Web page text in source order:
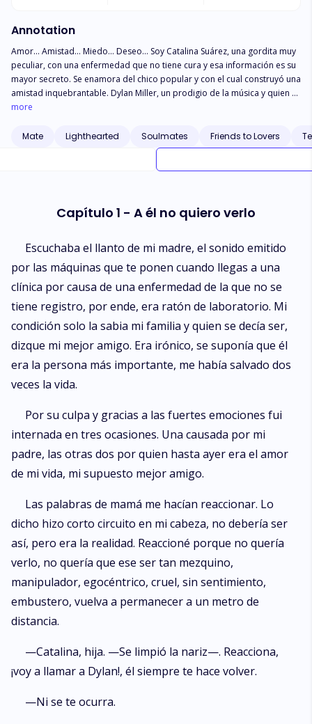
Annotation
Amor… Amistad… Miedo… Deseo… Soy Catalina Suárez, una gordita muy
peculiar, con una enfermedad que no tiene cura y esa información es su
mayor secreto. Se enamora del chico popular y con el cual construyó una
amistad inquebrantable. Dylan Miller, un prodigio de la música y quien se
enamora de su amiga, pero no lo reconoce hasta que estuvo a punto de
familia de su mejor amiga, su salvación. Dos corazones que nacieron
para ser uno. Una amistad que nos enseña el verdadero significado de
more
Mate Lighthearted Soulmates Friends to Lovers
Capítulo 1 - A él no quiero verlo
Escuchaba el llanto de mi madre, el sonido emitido
por las máquinas que te ponen cuando llegas a una
clínica por causa de una enfermedad de la que no se
tiene registro, por ende, era ratón de laboratorio. Mi
condición solo la sabia mi familia y quien se decía ser,
dizque mi mejor amigo. Era irónico, se suponía que él
era la persona más importante, me había salvado dos
veces la vida.
Por su culpa y gracias a las fuertes emociones fui
internada en tres ocasiones. Una causada por mi
padre, las otras dos por quien hasta ayer era el amor
de mi vida, mi supuesto mejor amigo.
Las palabras de mamá me hacían reaccionar. Lo
dicho hizo corto circuito en mi cabeza, no debería ser
así, pero era la realidad. Reaccioné porque no quería
verlo, no quería que ese ser tan mezquino,
manipulador, egocéntrico, cruel, sin sentimiento,
embustero, vuelva a permanecer a un metro de
distancia.
—Catalina, hija. —Se limpió la nariz—. Reacciona,
¡voy a llamar a Dylan!, él siempre te hace volver.
—Ni se te ocurra.